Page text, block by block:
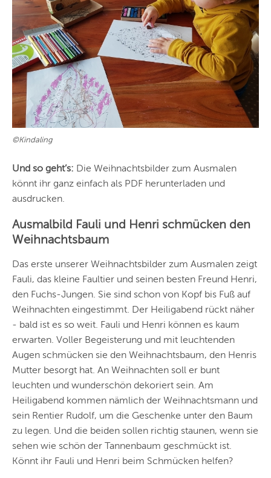
©Kindaling
Und so geht’s: Die Weihnachtsbilder zum Ausmalen
könnt ihr ganz einfach als PDF herunterladen und
ausdrucken.
Ausmalbild Fauli und Henri schmücken den
Weihnachtsbaum
Das erste unserer Weihnachtsbilder zum Ausmalen zeigt
Fauli, das kleine Faultier und seinen besten Freund Henri,
den Fuchs-Jungen. Sie sind schon von Kopf bis Fuß auf
Weihnachten eingestimmt. Der Heiligabend rückt näher
- bald ist es so weit. Fauli und Henri können es kaum
erwarten. Voller Begeisterung und mit leuchtenden
Augen schmücken sie den Weihnachtsbaum, den Henris
Mutter besorgt hat. An Weihnachten soll er bunt
leuchten und wunderschön dekoriert sein. Am
Heiligabend kommen nämlich der Weihnachtsmann und
sein Rentier Rudolf, um die Geschenke unter den Baum
zu legen. Und die beiden sollen richtig staunen, wenn sie
sehen wie schön der Tannenbaum geschmückt ist.
Könnt ihr Fauli und Henri beim Schmücken helfen?